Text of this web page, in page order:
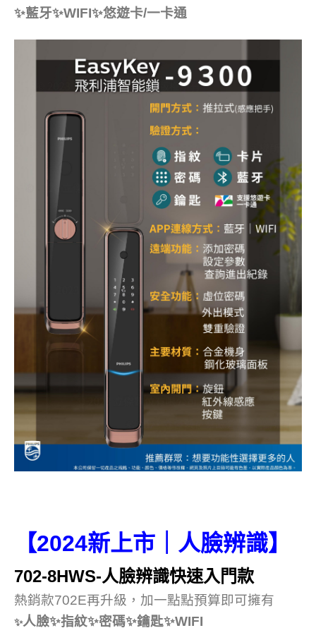
✨藍牙✨WIFI✨悠遊卡/一卡通
【2024新上市｜人臉辨識】
702-8HWS-人臉辨識快速入門款
熱銷款702E再升級，加一點點預算即可擁有
✨人臉✨指紋✨密碼✨鑰匙✨WIFI